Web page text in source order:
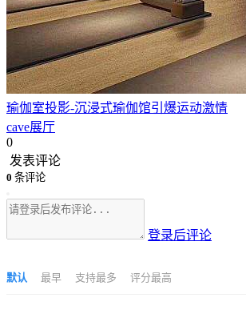
瑜伽室投影-沉浸式瑜伽馆引爆运动激情
cave展厅
0
发表评论
0 条评论
登录后评论
默认 最早 支持最多 评分最高